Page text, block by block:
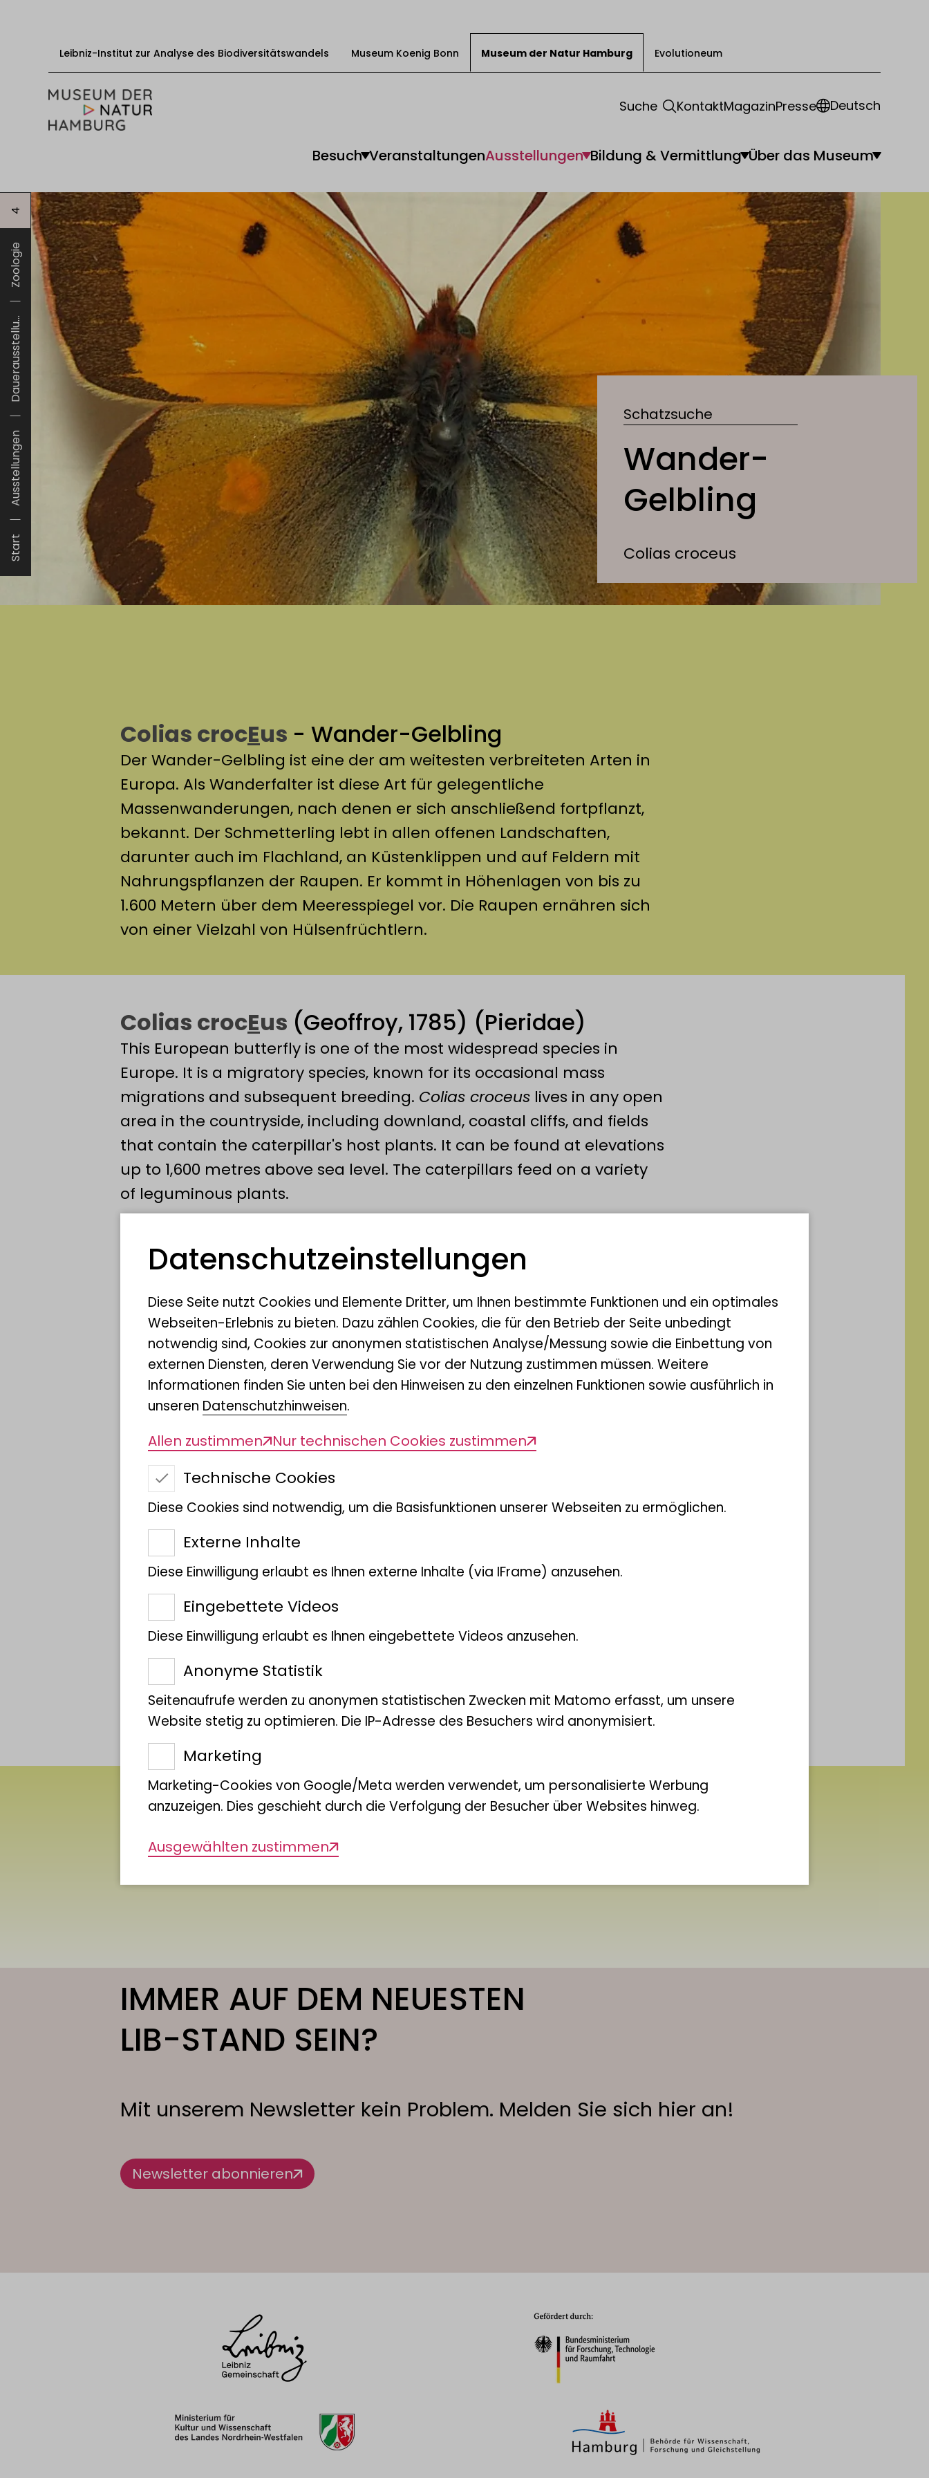
Zum Inhalt springen
Leibniz-Institut zur Analyse des Biodiversitätswandels Museum Koenig Bonn Museum der Natur Hamburg Evolutioneum
Besuch VeranstaltungenAusstellungen Bildung & Vermittlung Über das Museum
Suche KontaktMagazinPresse Deutsch
Besuch
Veranstaltungen
Ausstellungen
Bildung & Vermittlung
Über das Museum
Start
Ausstellungen
Dauerausstellu...
Zoologie
4
Schatzsuche
Wander-
Gelbling
Colias croceus
Colias crocEus - Wander-Gelbling
Der Wander-Gelbling ist eine der am weitesten verbreiteten Arten in
Europa. Als Wanderfalter ist diese Art für gelegentliche
Massenwanderungen, nach denen er sich anschließend fortpflanzt,
bekannt. Der Schmetterling lebt in allen offenen Landschaften,
darunter auch im Flachland, an Küstenklippen und auf Feldern mit
Nahrungspflanzen der Raupen. Er kommt in Höhenlagen von bis zu
1.600 Metern über dem Meeresspiegel vor. Die Raupen ernähren sich
von einer Vielzahl von Hülsenfrüchtlern.
Colias crocEus (Geoffroy, 1785) (Pieridae)
This European butterfly is one of the most widespread species in
Europe. It is a migratory species, known for its occasional mass
migrations and subsequent breeding. Colias croceus lives in any open
area in the countryside, including downland, coastal cliffs, and fields
that contain the caterpillar's host plants. It can be found at elevations
up to 1,600 metres above sea level. The caterpillars feed on a variety
of leguminous plants.
https://www.gbif.org/species/5137612
IMMER AUF DEM NEUESTEN
LIB-STAND SEIN?
Mit unserem Newsletter kein Problem. Melden Sie sich hier an!
Newsletter abonnieren
Datenschutz­einstellungen
Diese Seite nutzt Cookies und Elemente Dritter, um Ihnen bestimmte Funktionen und ein optimales
Webseiten-Erlebnis zu bieten. Dazu zählen Cookies, die für den Betrieb der Seite unbedingt
notwendig sind, Cookies zur anonymen statistischen Analyse/Messung sowie die Einbettung von
externen Diensten, deren Verwendung Sie vor der Nutzung zustimmen müssen. Weitere
Informationen finden Sie unten bei den Hinweisen zu den einzelnen Funktionen sowie ausführlich in
unseren Datenschutzhinweisen.
Allen zustimmen Nur technischen Cookies zustimmen
Technische Cookies
Diese Cookies sind notwendig, um die Basisfunktionen unserer Webseiten zu ermöglichen.
Externe Inhalte
Diese Einwilligung erlaubt es Ihnen externe Inhalte (via IFrame) anzusehen.
Eingebettete Videos
Diese Einwilligung erlaubt es Ihnen eingebettete Videos anzusehen.
Anonyme Statistik
Seitenaufrufe werden zu anonymen statistischen Zwecken mit Matomo erfasst, um unsere
Website stetig zu optimieren. Die IP-Adresse des Besuchers wird anonymisiert.
Marketing
Marketing-Cookies von Google/Meta werden verwendet, um personalisierte Werbung
anzuzeigen. Dies geschieht durch die Verfolgung der Besucher über Websites hinweg.
Ausgewählten zustimmen